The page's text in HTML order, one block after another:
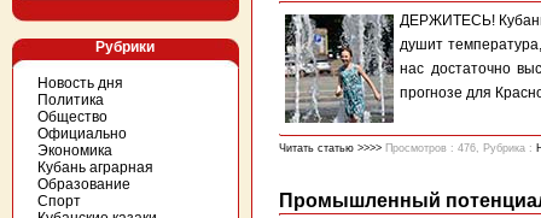
Рубрики
Новость дня
Политика
Общество
Официально
Экономика
Кубань аграрная
Образование
Спорт
ДЕРЖИТЕСЬ! Кубань
душит
нас достаточно
прогнозе для
Читать статью >>>> Просмотров : 476, Рубрика :
Промышленный